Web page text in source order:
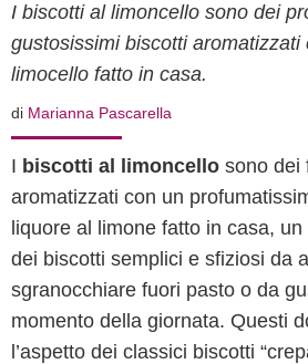
I biscotti al limoncello sono dei
gustosissimi biscotti
limocello fatto in casa.
di Marianna Pascarella
I biscotti al limoncello sono dei
aromatizzati con un
liquore al limone fatto in casa,
dei biscotti semplici e sfiziosi da
sgranocchiare fuori pasto o da
momento della giornata. Questi
l’aspetto dei classici biscotti